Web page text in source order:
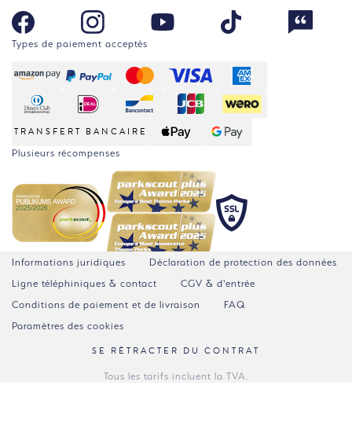
Types de paiement acceptés
TRANSFERT BANCAIRE
Plusieurs récompenses
Informations juridiques
Déclaration de protection des données
Ligne téléphiniques & contact
CGV & d'entrée
Conditions de paiement et de livraison
FAQ
Paramètres des cookies
SE RÉTRACTER DU CONTRAT
Tous les tarifs incluent la TVA.